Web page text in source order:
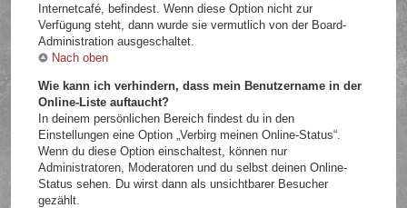
Internetcafé, befindest. Wenn diese Option nicht zur
Verfügung steht, dann wurde sie vermutlich von der Board-
Administration ausgeschaltet.
Nach oben
Wie kann ich verhindern, dass mein Benutzername in der
Online-Liste auftaucht?
In deinem persönlichen Bereich findest du in den
Einstellungen eine Option „Verbirg meinen Online-Status“.
Wenn du diese Option einschaltest, können nur
Administratoren, Moderatoren und du selbst deinen Online-
Status sehen. Du wirst dann als unsichtbarer Besucher
gezählt.